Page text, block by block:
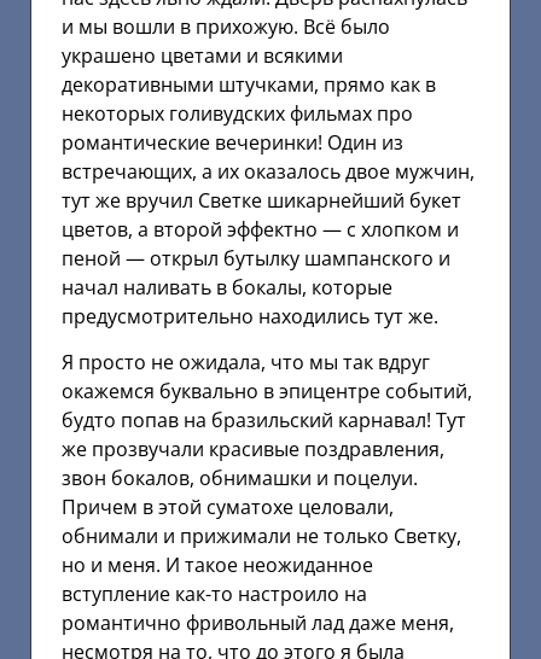
и мы вошли в прихожую. Всё было
украшено цветами и всякими
декоративными штучками, прямо как в
некоторых голивудских фильмах про
романтические вечеринки! Один из
встречающих, а их оказалось двое мужчин,
тут же вручил Светке шикарнейший букет
цветов, а второй эффектно — с хлопком и
пеной — открыл бутылку шампанского и
начал наливать в бокалы, которые
предусмотрительно находились тут же.
Я просто не ожидала, что мы так вдруг
окажемся буквально в эпицентре событий,
будто попав на бразильский карнавал! Тут
же прозвучали красивые поздравления,
звон бокалов, обнимашки и поцелуи.
Причем в этой суматохе целовали,
обнимали и прижимали не только Светку,
но и меня. И такое неожиданное
вступление как-то настроило на
романтично фривольный лад даже меня,
несмотря на то, что до этого я была